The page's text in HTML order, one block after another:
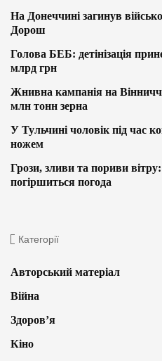
На Донеччині загинув
Дорош
Голова БЕБ: детінізація
млрд грн
Жнивна кампанія на
млн тонн зерна
У Тульчині чоловік під час
ножем
Грози, зливи та пориви
погіршиться погода
Категорії
Авторський матеріал
Війна
Здоров’я
Кіно